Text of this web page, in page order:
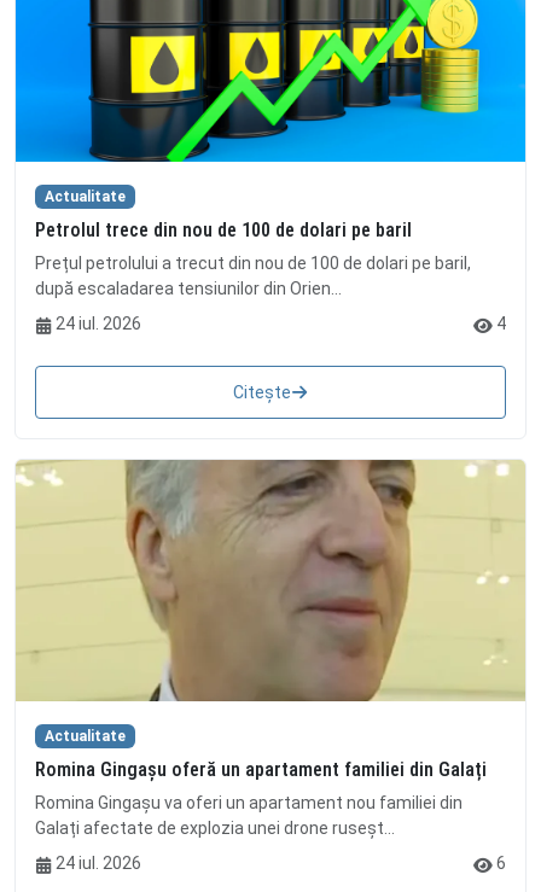
Actualitate
Petrolul trece din nou de 100 de dolari pe baril
Prețul petrolului a trecut din nou de 100 de dolari pe baril,
după escaladarea tensiunilor din Orien...
24 iul. 2026
4
Citește
Actualitate
Romina Gingașu oferă un apartament familiei din Galați
Romina Gingașu va oferi un apartament nou familiei din
Galați afectate de explozia unei drone ruseșt...
24 iul. 2026
6